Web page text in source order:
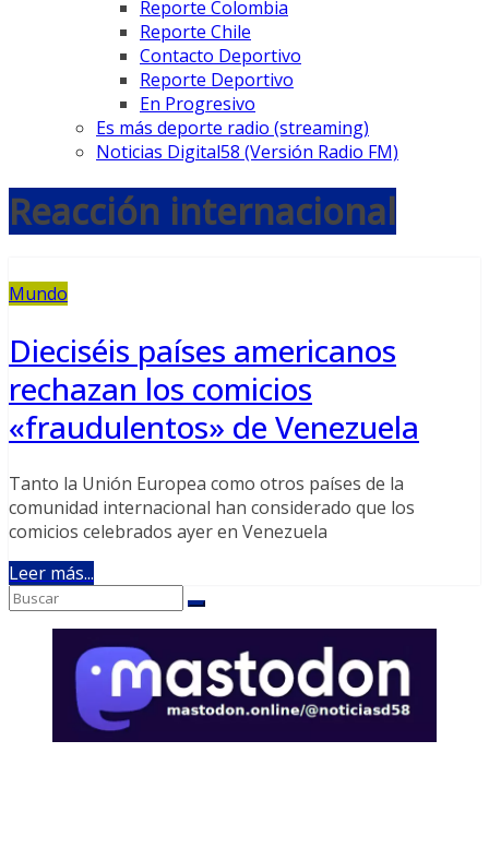
Reporte Colombia
Reporte Chile
Contacto Deportivo
Reporte Deportivo
En Progresivo
Es más deporte radio (streaming)
Noticias Digital58 (Versión Radio FM)
Reacción internacional
Mundo
Dieciséis países americanos
rechazan los comicios
«fraudulentos» de Venezuela
Tanto la Unión Europea como otros países de la
comunidad internacional han considerado que los
comicios celebrados ayer en Venezuela
Leer más...